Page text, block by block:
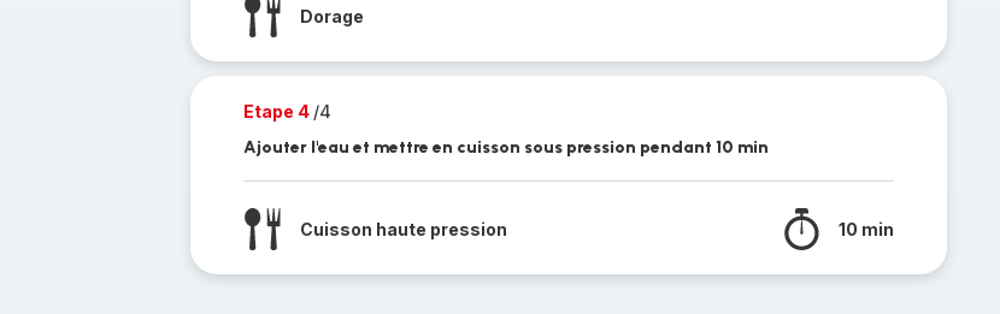
Dorage
Etape 4 /4
Ajouter l'eau et mettre en cuisson sous pression pendant 10 min
Cuisson haute pression 10 min